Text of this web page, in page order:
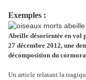
Exemples :
Abeille désorientée en vol
27 décembre 2012, une
décomposition du
Un article relatant la